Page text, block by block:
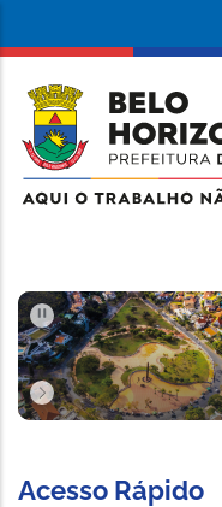
da
Prefeitura
de
PAUSAR
Acesso Rápido